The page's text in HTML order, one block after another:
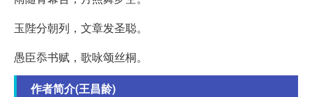
玉陛分朝列，文章发圣聪。
愚臣忝书赋，歌咏颂丝桐。
作者简介(王昌龄)